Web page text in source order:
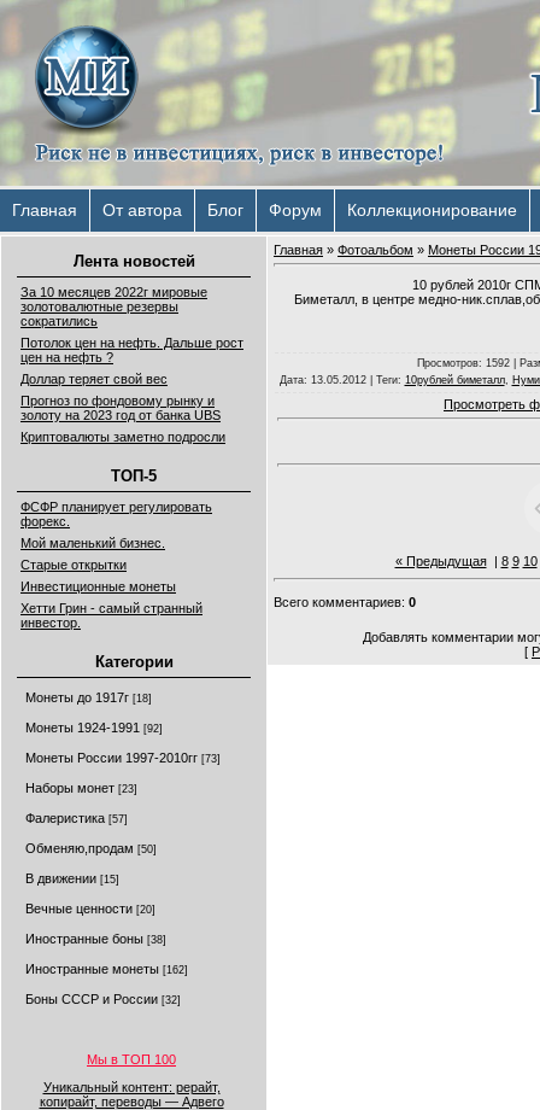
Главная От автора Блог Форум Коллекционирование
Лента новостей
За 10 месяцев 2022г мировые
золотовалютные резервы
сократились
Потолок цен на нефть. Дальше рост
цен на нефть ?
Доллар теряет свой вес
Прогноз по фондовому рынку и
золоту на 2023 год от банка UBS
Криптовалюты заметно подросли
ТОП-5
ФСФР планирует регулировать
форекс.
Мой маленький бизнес.
Старые открытки
Инвестиционные монеты
Хетти Грин - самый странный
инвестор.
Категории
Монеты до 1917г [18]
Монеты 1924-1991 [92]
Монеты России 1997-2010гг [73]
Наборы монет [23]
Фалеристика [57]
Обменяю,продам [50]
В движении [15]
Вечные ценности [20]
Иностранные боны [38]
Иностранные монеты [162]
Боны СССР и России [32]
Мы в ТОП 100
Уникальный контент: рерайт,
копирайт, переводы — Адвего
Главная » Фотоальбом » Монеты России
10 рублей 2010г
Биметалл, в центре медно-
Просмотров: 1592 |
Дата: 13.05.2012 | Теги: 10рублей биметалл,
Просмотреть
« Предыдущая| 8 9 10
Всего комментариев: 0
Добавлять комментарии
[